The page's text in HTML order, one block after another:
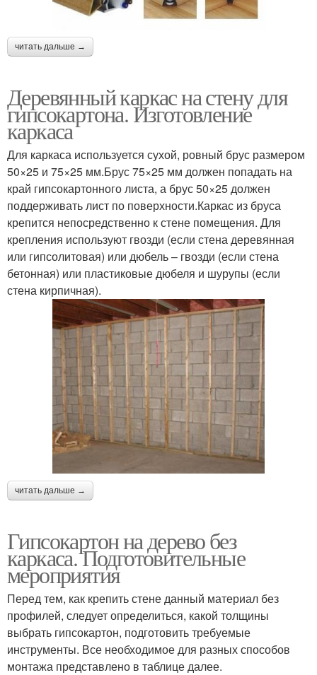
читать дальше →
Деревянный каркас на стену для
гипсокартона. Изготовление
каркаса
Для каркаса используется сухой, ровный брус размером
50×25 и 75×25 мм.Брус 75×25 мм должен попадать на
край гипсокартонного листа, а брус 50×25 должен
поддерживать лист по поверхности.Каркас из бруса
крепится непосредственно к стене помещения. Для
крепления используют гвозди (если стена деревянная
или гипсолитовая) или дюбель – гвозди (если стена
бетонная) или пластиковые дюбеля и шурупы (если
стена кирпичная).
читать дальше →
Гипсокартон на дерево без
каркаса. Подготовительные
мероприятия
Перед тем, как крепить стене данный материал без
профилей, следует определиться, какой толщины
выбрать гипсокартон, подготовить требуемые
инструменты. Все необходимое для разных способов
монтажа представлено в таблице далее.